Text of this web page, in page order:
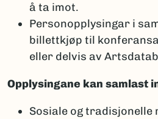
å ta imot.
Personopplysingar i
billettkjøp til
eller delvis av
Opplysingane kan samlast
Sosiale og tradisjonelle